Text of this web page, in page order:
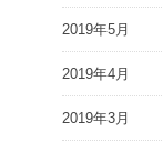
2019年5月
2019年4月
2019年3月